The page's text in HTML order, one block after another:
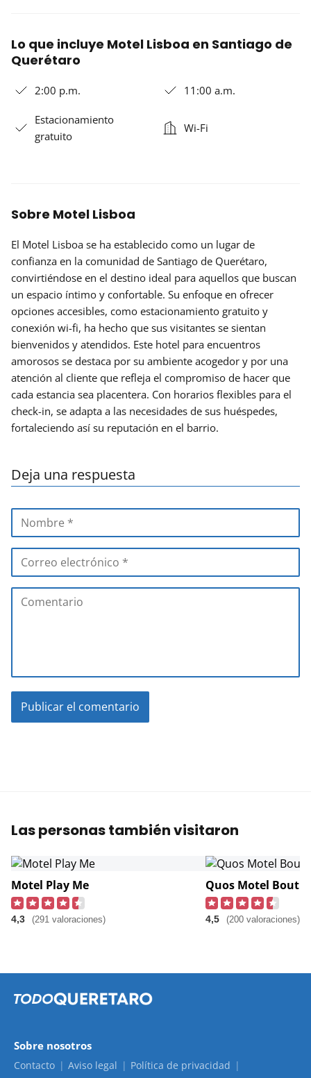
Lo que incluye Motel Lisboa en Santiago de
Querétaro
2:00 p.m. 11:00 a.m.
Estacionamiento
gratuito
Wi-Fi
Sobre Motel Lisboa
El Motel Lisboa se ha establecido como un lugar de
confianza en la comunidad de Santiago de Querétaro,
convirtiéndose en el destino ideal para aquellos que buscan
un espacio íntimo y confortable. Su enfoque en ofrecer
opciones accesibles, como estacionamiento gratuito y
conexión wi-fi, ha hecho que sus visitantes se sientan
bienvenidos y atendidos. Este hotel para encuentros
amorosos se destaca por su ambiente acogedor y por una
atención al cliente que refleja el compromiso de hacer que
cada estancia sea placentera. Con horarios flexibles para el
check-in, se adapta a las necesidades de sus huéspedes,
fortaleciendo así su reputación en el barrio.
Deja una respuesta
Las personas también visitaron
Motel Play Me
4,3 (291 valoraciones)
Quos Motel
4,5 (200 valoraciones)
Sobre nosotros
Contacto Aviso legal
Política de privacidad